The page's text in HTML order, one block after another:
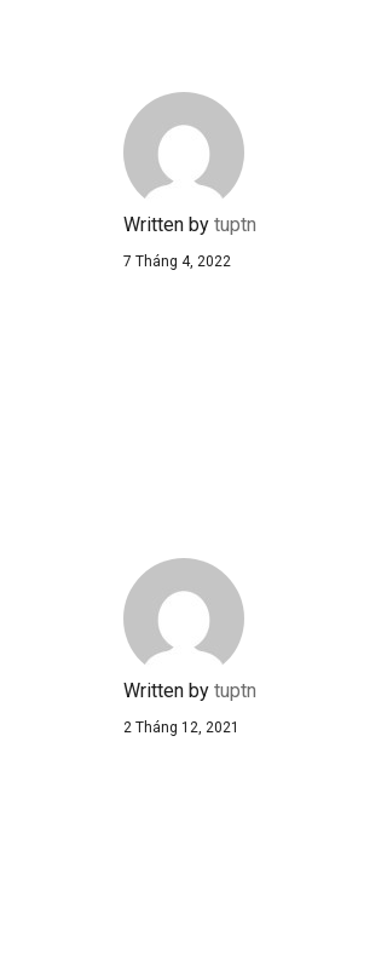
Written by tuptn
7 Tháng 4, 2022
Written by tuptn
2 Tháng 12, 2021